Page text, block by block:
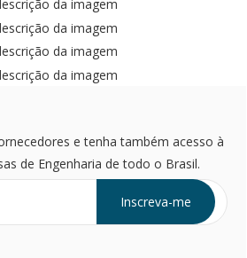
e tenha também acesso à
de Engenharia de todo o Brasil.
Inscreva-me